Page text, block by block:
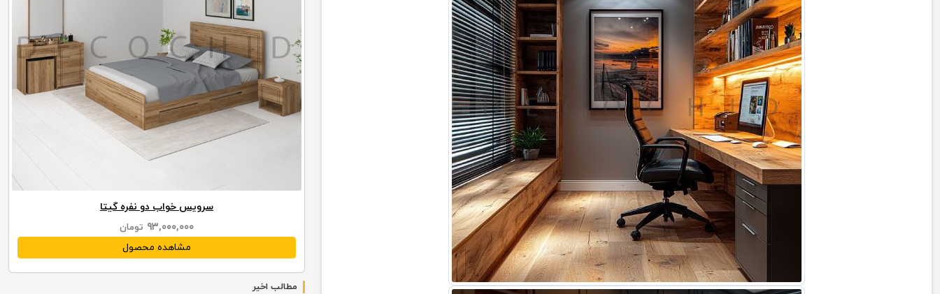
سرویس خواب دو نفره گیتا
۹۳,۰۰۰,۰۰۰ تومان
مشاهده محصول
مطالب اخیر